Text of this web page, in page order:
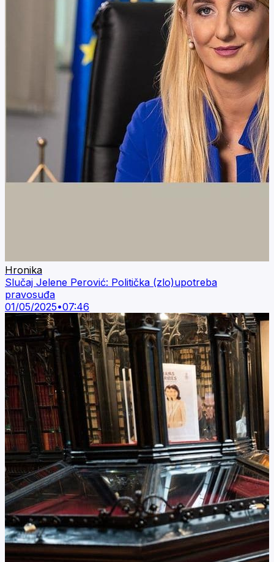
Hronika
Slučaj Jelene Perović: Politička (zlo)upotreba
pravosuđa
01/05/2025•07:46